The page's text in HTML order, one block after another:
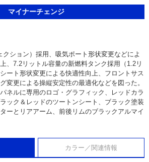
マイナーチェンジ
クション）採用、吸気ポート形状変更などによ
、7.2リットル容量の新燃料タンク採用（1.2リ
ート形状変更による快適性向上、フロントサス
変更による操縦安定性の最適化などを図った。
ネルに専用のロゴ・グラフィック、レッドカラ
ック＆レッドのツートンシート、ブラック塗装
ーとリアアーム、前後リムのブラックアルマイ
カラー／関連情報